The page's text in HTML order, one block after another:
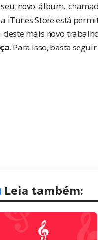
novo álbum,
a iTunes Store está
deste mais novo
. Para isso, basta seguir
Leia também: